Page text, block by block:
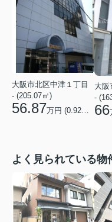
大阪市北区中津１丁目
- (205.07㎡)
56.87万円 (0.92万円/坪)
-
66
よく見られている物